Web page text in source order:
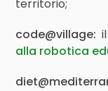
territorio;
code@village:
alla robotica